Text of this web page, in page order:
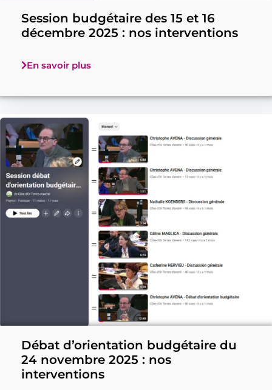
Session budgétaire des 15 et 16
décembre 2025 : nos interventions
En savoir plus
Débat d’orientation budgétaire du
24 novembre 2025 : nos
interventions